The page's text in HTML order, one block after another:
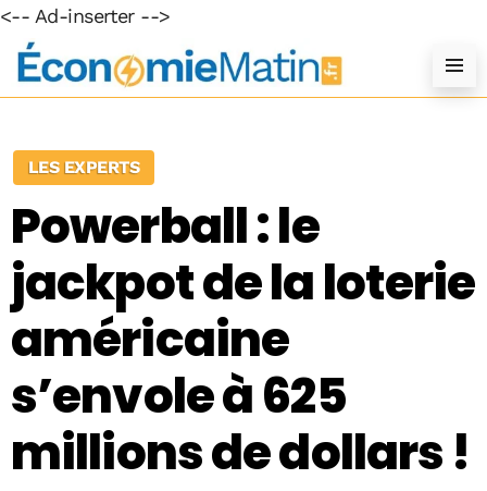
<-- Ad-inserter -->
LES EXPERTS
Powerball : le
jackpot de la loterie
américaine
s’envole à 625
millions de dollars !